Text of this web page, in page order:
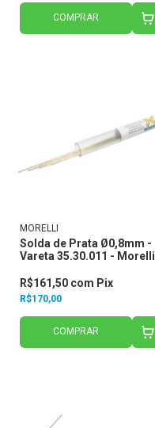
COMPRAR
MORELLI
Solda de Prata Ø0,8mm -
Vareta 35.30.011 - Morelli
R$170,00
R$161,50 com Pix
COMPRAR